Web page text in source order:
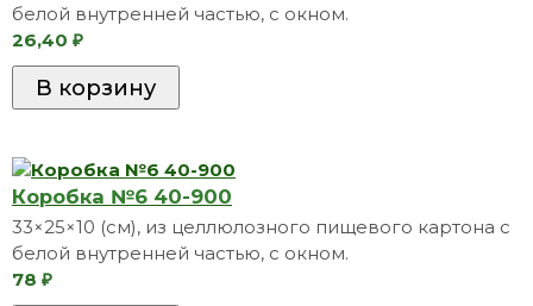
белой внутренней частью, с окном.
26,40 ₽
Коробкa №6 40-900
33×25×10 (см), из целлюлозного пищевого картона с
белой внутренней частью, с окном.
78 ₽